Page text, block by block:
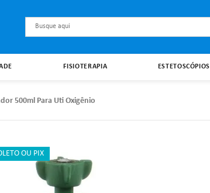
Busque aqui
FISIOTERAPIA ESTETOSCÓPIOS
500ml Para Uti Oxigênio
OU PIX